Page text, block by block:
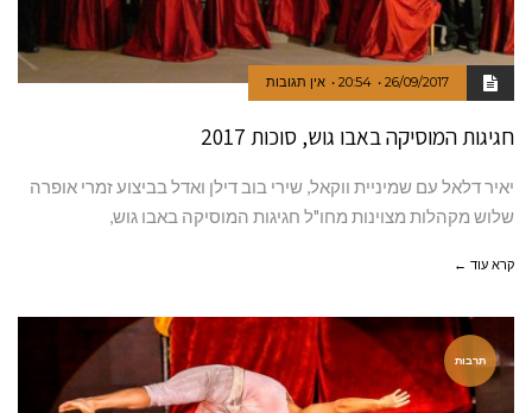
26/09/2017
20:54 אין תגובות
חגיגות המוסיקה באבו גוש, סוכות 2017
יאיר דלאל עם שמיניית ווקאל, שירי בוב דילן ואדל בביצוע זמרי אופרה
שלוש מקהלות מצוינות מחו"ל חגיגות המוסיקה באבו גוש,
קרא עוד ←
תרבות